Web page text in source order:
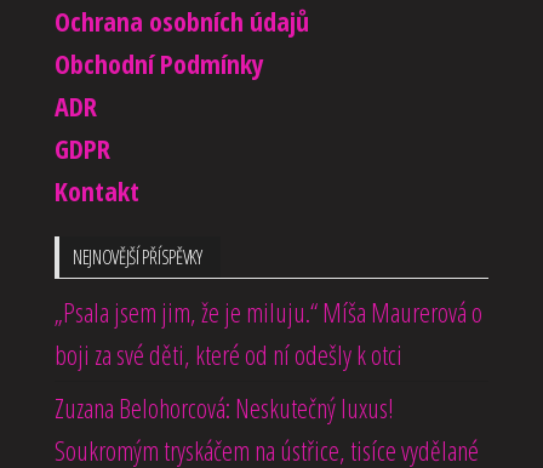
Ochrana osobních údajů
Obchodní Podmínky
ADR
GDPR
Kontakt
NEJNOVĚJŠÍ PŘÍSPĚVKY
„Psala jsem jim, že je miluju.“ Míša Maurerová o
boji za své děti, které od ní odešly k otci
Zuzana Belohorcová: Neskutečný luxus!
Soukromým tryskáčem na ústřice, tisíce vydělané